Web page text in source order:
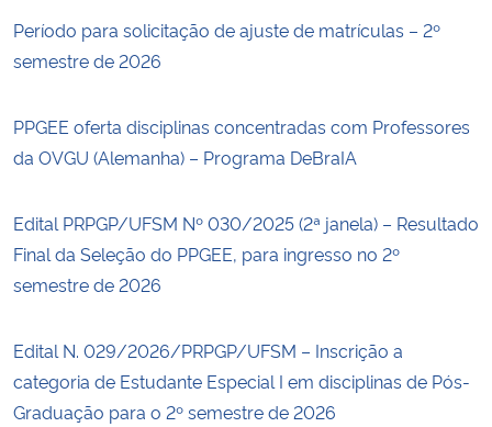
Período para solicitação de ajuste de matrículas – 2º
semestre de 2026
PPGEE oferta disciplinas concentradas com Professores
da OVGU (Alemanha) – Programa DeBraIA
Edital PRPGP/UFSM Nº 030/2025 (2ª janela) – Resultado
Final da Seleção do PPGEE, para ingresso no 2º
semestre de 2026
Edital N. 029/2026/PRPGP/UFSM – Inscrição a
categoria de Estudante Especial I em disciplinas de Pós-
Graduação para o 2º semestre de 2026